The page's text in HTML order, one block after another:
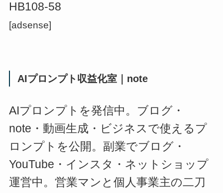
HB108-58
[adsense]
AIプロンプト収益化室｜note
AIプロンプトを発信中。ブログ・
note・動画生成・ビジネスで使えるプ
ロンプトを公開。副業でブログ・
YouTube・インスタ・ネットショップ
運営中。営業マンと個人事業主の二刀